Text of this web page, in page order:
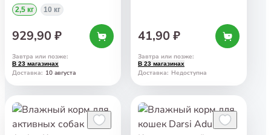
2,5 кг 10 кг
929,90 ₽
Завтра или позже:
В 23 магазинах
Доставка: 10 августа
41,90 ₽
Завтра или позже:
В 23 магазинах
Доставка: Недоступна